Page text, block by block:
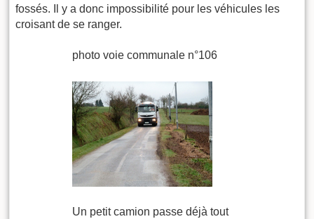
fossés. Il y a donc impossibilité pour les véhicules les
croisant de se ranger.
photo voie communale n°106
Un petit camion passe déjà tout